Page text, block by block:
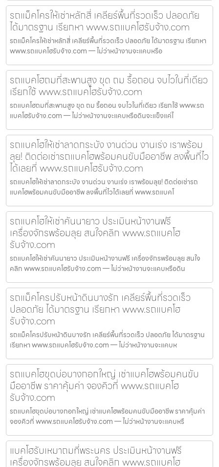
รถแม็คโครให้เช่าหลักสี่ เคลียร์พื้นที่รวดเร็ว ปลอดภัย
ได้มาตรฐาน เรียกหา www.รถแบคโฮรับจ้าง.com
รถแม็คโครให้เช่าหลักสี่ เคลียร์พื้นที่รวดเร็ว ปลอดภัย ได้มาตรฐาน เรียกหา
www.รถแบคโฮรับจ้าง.com — ไม่ว่าหน้างานจะแคบหรือ
รถแบคโฮถมที่สะพานสูง ขุด ถม รื้อถอน จบไวในที่เดียว
เรียกใช้ www.รถแบคโฮรับจ้าง.com
รถแบคโฮถมที่สะพานสูง ขุด ถม รื้อถอน จบไวในที่เดียว เรียกใช้ www.รถ
แบคโฮรับจ้าง.com — ไม่ว่าหน้างานจะแคบหรือดินจะแข็งแค่ไ
รถแบคโฮให้เช่าลาดกระบัง งานด่วน งานเร่ง เราพร้อม
ลุย! ติดต่อเช่ารถแบคโฮพร้อมคนขับมืออาชีพ ลงพื้นที่ไว
ได้เลยที่ www.รถแบคโฮรับจ้าง.com
รถแบคโฮให้เช่าลาดกระบัง งานด่วน งานเร่ง เราพร้อมลุย! ติดต่อเช่ารถ
แบคโฮพร้อมคนขับมืออาชีพ ลงพื้นที่ไวได้เลยที่ www.รถแบคโ
รถแบคโฮให้เช่าคันนายาว ประเมินหน้างานฟรี
เครื่องจักรพร้อมลุย สนใจคลิก www.รถแบคโฮ
รับจ้าง.com
รถแบคโฮให้เช่าคันนายาว ประเมินหน้างานฟรี เครื่องจักรพร้อมลุย สนใจ
คลิก www.รถแบคโฮรับจ้าง.com — ไม่ว่าหน้างานจะแคบหรือดิน
รถแม็คโครปรับหน้าดินบางรัก เคลียร์พื้นที่รวดเร็ว
ปลอดภัย ได้มาตรฐาน เรียกหา www.รถแบคโฮ
รับจ้าง.com
รถแม็คโครปรับหน้าดินบางรัก เคลียร์พื้นที่รวดเร็ว ปลอดภัย ได้มาตรฐาน
เรียกหา www.รถแบคโฮรับจ้าง.com — ไม่ว่าหน้างานจะแคบห
รถแบคโฮขุดบ่อบางกอกใหญ่ เช่าแบคโฮพร้อมคนขับ
มืออาชีพ ราคาคุ้มค่า จองคิวที่ www.รถแบคโฮ
รับจ้าง.com
รถแบคโฮขุดบ่อบางกอกใหญ่ เช่าแบคโฮพร้อมคนขับมืออาชีพ ราคาคุ้มค่า
จองคิวที่ www.รถแบคโฮรับจ้าง.com — ไม่ว่าหน้างานจะแคบหรื
แบคโฮรับเหมาถมที่พระนคร ประเมินหน้างานฟรี
เครื่องจักรพร้อมลุย สนใจคลิก www.รถแบคโฮ